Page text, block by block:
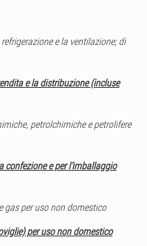
e la ventilazione; di
e la distribuzione (incluse
petrolchimiche e petrolifere
e per l’imballaggio
gas per uso non domestico
per uso non domestico